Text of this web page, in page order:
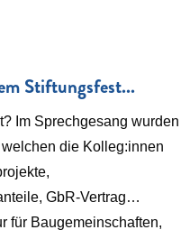
Stiftungsfest...
Im Sprechgesang wurden
die Kolleg:innen
GbR-Vertrag…
für Baugemeinschaften,